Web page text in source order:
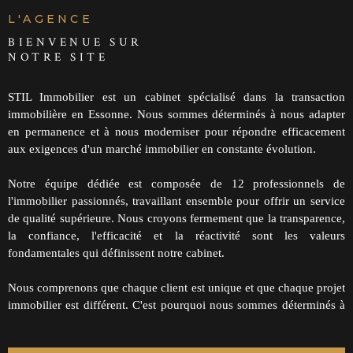
L'AGENCE
BIENVENUE SUR
NOTRE SITE
STIL Immobilier est un cabinet spécialisé dans la transaction
immobilière en Essonne. Nous sommes déterminés à nous adapter
en permanence et à nous moderniser pour répondre efficacement
aux exigences d'un marché immobilier en constante évolution.
Notre équipe dédiée est composée de 12 professionnels de
l'immobilier passionnés, travaillant ensemble pour offrir un service
de qualité supérieure. Nous croyons fermement que la transparence,
la confiance, l'efficacité et la réactivité sont les valeurs
fondamentales qui définissent notre cabinet.
Nous comprenons que chaque client est unique et que chaque projet
immobilier est différent. C'est pourquoi nous sommes déterminés à